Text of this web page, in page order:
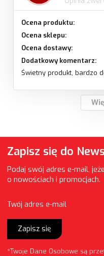
Ocena produktu:
Ocena sklepu:
Ocena dostawy:
Dodatkowy komentarz:
Świetny produkt, bardzo
Zapisz się do
Podaj swój adres e-mail,
o nowościach i promocjach.
Twój adres e-mail
Zapisz się
*Twoje Dane Osobowe są